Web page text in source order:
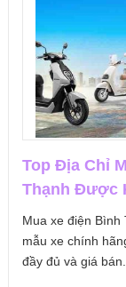
Top Địa Chỉ
Thạnh Được
Mua xe điện Bình
mẫu xe chính
đầy đủ và giá bán...